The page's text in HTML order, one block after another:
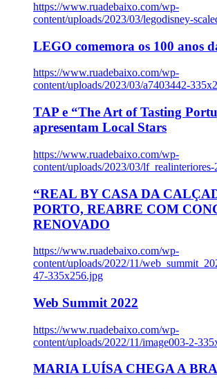
https://www.ruadebaixo.com/wp-
content/uploads/2023/03/legodisney-
LEGO comemora os 100 anos
https://www.ruadebaixo.com/wp-
content/uploads/2023/03/a7403442-
TAP e “The Art of Tasting
apresentam Local Stars
https://www.ruadebaixo.com/wp-
content/uploads/2023/03/
“REAL BY CASA DA
PORTO, REABRE COM
RENOVADO
https://www.ruadebaixo.com/wp-
content/uploads/2022/11/
47-335x256.jpg
Web Summit 2022
https://www.ruadebaixo.com/wp-
content/uploads/2022/11/image003-2-
MARIA LUÍSA CHEGA A